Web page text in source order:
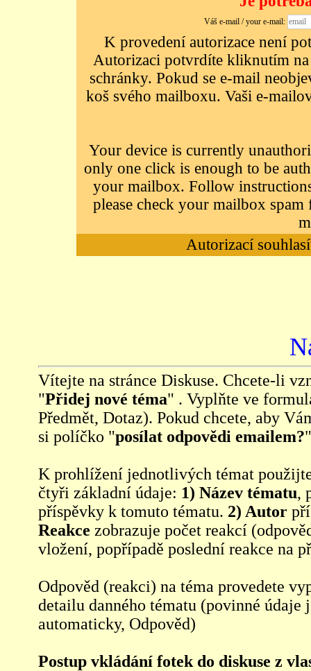
Váš e-mail / your e-mail:
K provedení autorizace není
Autorizaci potvrdíte kliknutím na
schránky. Pokud se e-mail
koš svého mailboxu. Vaši e-
Your device is currently
only one click is enough to be
your mailbox. Follow
please check your mailbox
Autorizací
Vítejte na stránce Diskuse. Chcete-li
"Přidej nové téma" . Vyplňte ve
Předmět, Dotaz). Pokud chcete, aby
si políčko "posílat odpovědi emailem?
K prohlížení jednotlivých témat
čtyři základní údaje: 1) Název tématu,
příspěvky k tomuto tématu. 2) Autor
Reakce zobrazuje počet reakcí
vložení, popřípadě poslední reakce na
Odpověd (reakci) na téma provedete
detailu danného tématu (povinné údaje
automaticky, Odpověd)
Postup vkládání fotek do diskuse z